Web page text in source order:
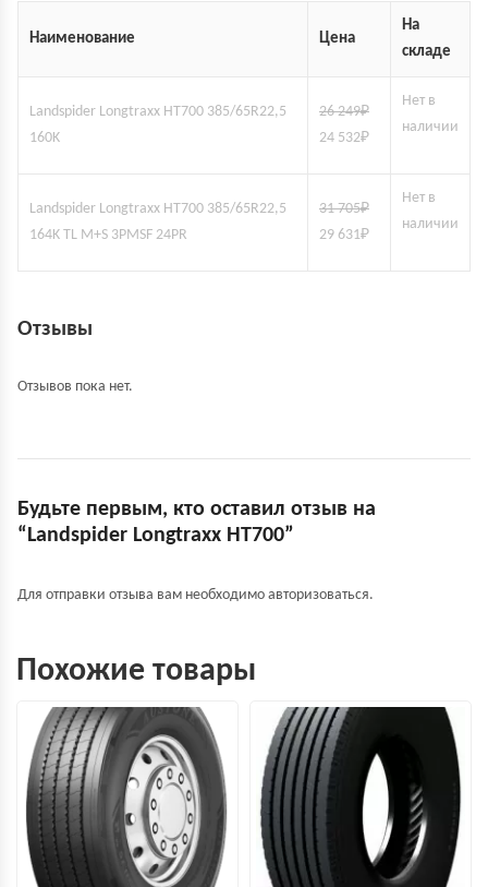
Наименование Цена
На
складе
Landspider Longtraxx HT700 385/65R22,5
160K
26 249₽
24 532₽
Нет в
наличии
Landspider Longtraxx HT700 385/65R22,5
164K TL M+S 3PMSF 24PR
31 705₽
29 631₽
Нет в
наличии
Отзывы
Отзывов пока нет.
Будьте первым, кто оставил отзыв на
“Landspider Longtraxx HT700”
Для отправки отзыва вам необходимо авторизоваться.
Похожие товары